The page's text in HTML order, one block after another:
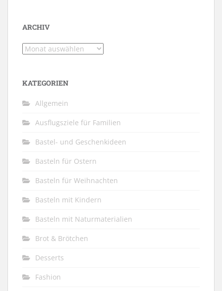
ARCHIV
Archiv
KATEGORIEN
Allgemein
Ausflugsziele für Familien
Bastel- und Geschenkideen
Basteln für Ostern
Basteln für Weihnachten
Basteln mit Kindern
Basteln mit Naturmaterialien
Brot & Brötchen
Desserts
Fashion